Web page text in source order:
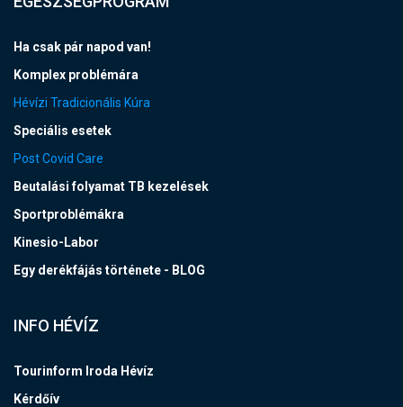
Ha csak pár napod van!
Komplex problémára
Hévízi Tradicionális Kúra
Speciális esetek
Post Covid Care
Beutalási folyamat TB kezelések
Sportproblémákra
Kinesio-Labor
Egy derékfájás története - BLOG
INFO HÉVÍZ
Tourinform Iroda Hévíz
Kérdőív